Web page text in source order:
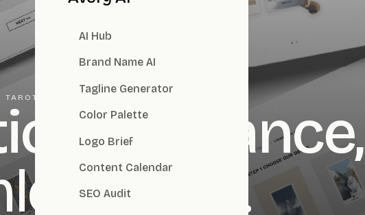
AI Hub
Brand Name AI
Tagline Generator
Color Palette
Logo Brief
Content Calendar
SEO Audit
guidance,
flow.